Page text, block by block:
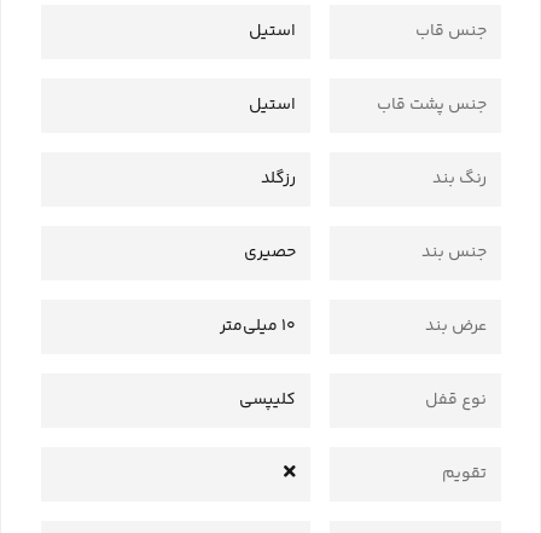
جنس قاب استیل
جنس پشت قاب استیل
رنگ بند رزگلد
جنس بند حصیری
عرض بند 10 میلی‌متر
نوع قفل کلیپسی
تقویم